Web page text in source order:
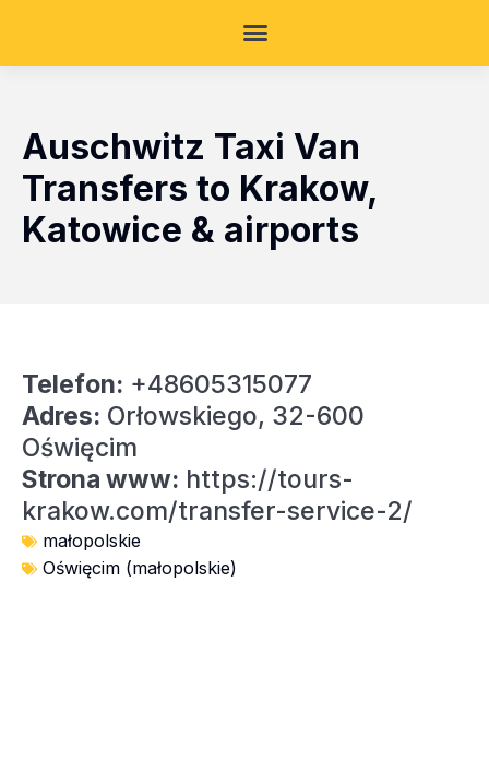
Auschwitz Taxi Van
Transfers to Krakow,
Katowice & airports
Telefon: +48605315077
Adres: Orłowskiego, 32-600
Oświęcim
Strona www: https://tours-
krakow.com/transfer-service-2/
małopolskie
Oświęcim (małopolskie)